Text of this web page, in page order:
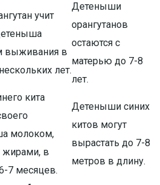
учит
выживания в
лет.
Детеныши
орангутанов
остаются с
матерью до 7-8
лет.
кита
молоком,
жирами, в
7 месяцев.
Детеныши синих
китов могут
вырастать до 7-8
метров в длину.